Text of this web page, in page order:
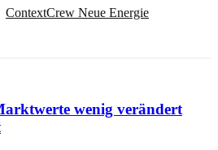
ContextCrew Neue Energie
wenig verändert